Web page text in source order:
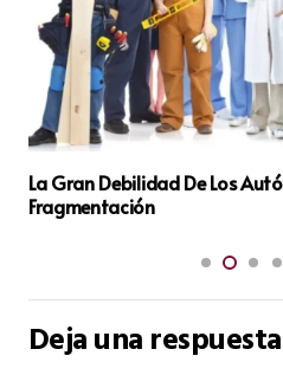
La Gran Debilidad De Los
Fragmentación
Deja una respuesta